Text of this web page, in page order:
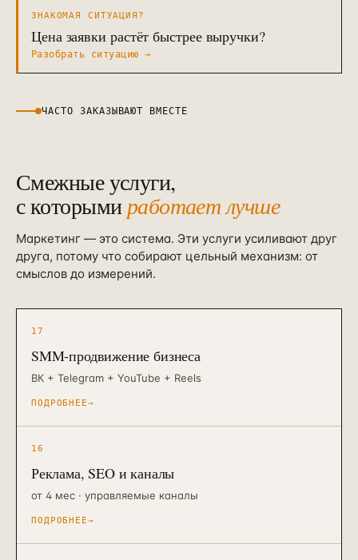
ЗНАКОМАЯ СИТУАЦИЯ?
Цена заявки растёт быстрее выручки?
Разобрать ситуацию→
ЧАСТО ЗАКАЗЫВАЮТ ВМЕСТЕ
Смежные услуги,
с которымиработает лучше
Маркетинг — это система. Эти услуги усиливают друг
друга, потому что собирают цельный механизм: от
смыслов до измерений.
17
SMM-продвижение бизнеса
ВК + Telegram + YouTube + Reels
ПОДРОБНЕЕ→
16
Реклама, SEO и каналы
от 4 мес · управляемые каналы
ПОДРОБНЕЕ→